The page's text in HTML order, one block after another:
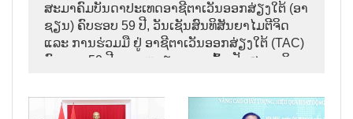
ສະມາຄົມບັນດາປະເທດອາຊີຕາເວັນອອກສ່ຽງໃຕ້ (ອາ
ຊຽນ) ຄົບຮອບ 59 ປີ, ວັນເຊັນສົນທິສັນຍາໄມຕີຈິດ
ແລະ ການຮ່ວມມື ຢູ່ ອາຊີຕາເວັນອອກສ່ຽງໃຕ້ (TAC)
ຄົບຮອບ 50 ປີ ແລະ ຫວຽດນາມ ເຂົ້າເປັນສະມາຊິກ